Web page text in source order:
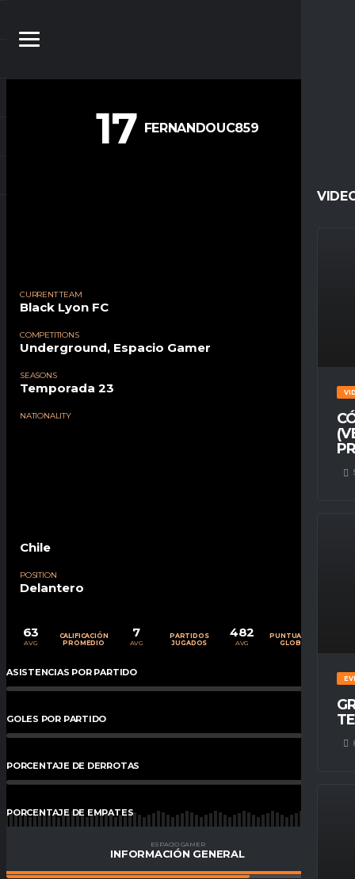
17 FERNANDOUC859
CURRENT TEAM
Black Lyon FC
COMPETITIONS
Underground, Espacio Gamer
SEASONS
Temporada 23
NATIONALITY
Chile
POSITION
Delantero
63
AVG
CALIFICACIÓN
PROMEDIO
7
AVG
PARTIDOS
JUGADOS
482
AVG
PUNTUACIÓN
GLOBAL
ASISTENCIAS POR PARTIDO 0%
GOLES POR PARTIDO 0%
PORCENTAJE DE DERROTAS
PORCENTAJE DE EMPATES
PORCENTAJE DE VICTORIAS
ESPACIO GAMER
INFORMACIÓN GENERAL